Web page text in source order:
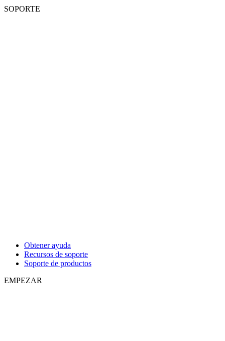
SOPORTE
Obtener ayuda
Recursos de soporte
Soporte de productos
EMPEZAR